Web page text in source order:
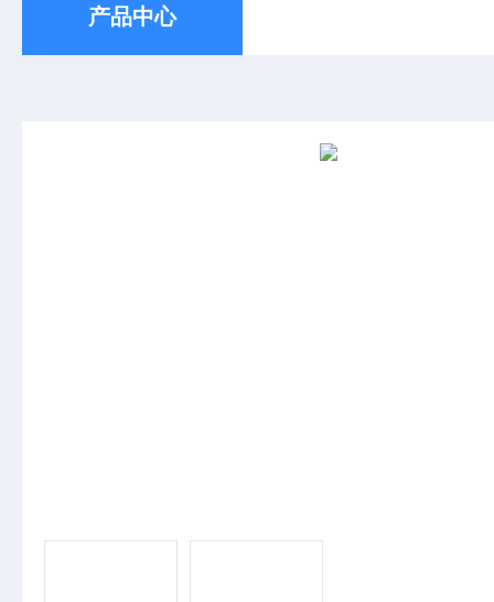
产品中心